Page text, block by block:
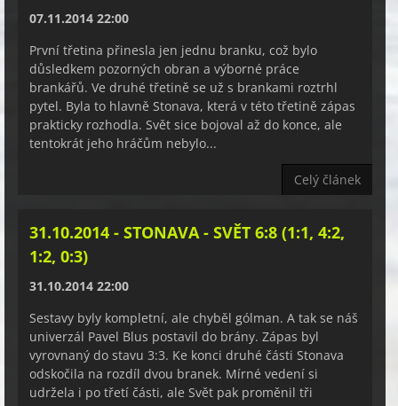
07.11.2014 22:00
První třetina přinesla jen jednu branku, což bylo
důsledkem pozorných obran a výborné práce
brankářů. Ve druhé třetině se už s brankami roztrhl
pytel. Byla to hlavně Stonava, která v této třetině zápas
prakticky rozhodla. Svět sice bojoval až do konce, ale
tentokrát jeho hráčům nebylo...
Celý článek
31.10.2014 - STONAVA - SVĚT 6:8 (1:1, 4:2,
1:2, 0:3)
31.10.2014 22:00
Sestavy byly kompletní, ale chyběl gólman. A tak se náš
univerzál Pavel Blus postavil do brány. Zápas byl
vyrovnaný do stavu 3:3. Ke konci druhé části Stonava
odskočila na rozdíl dvou branek. Mírné vedení si
udržela i po třetí části, ale Svět pak proměnil tři